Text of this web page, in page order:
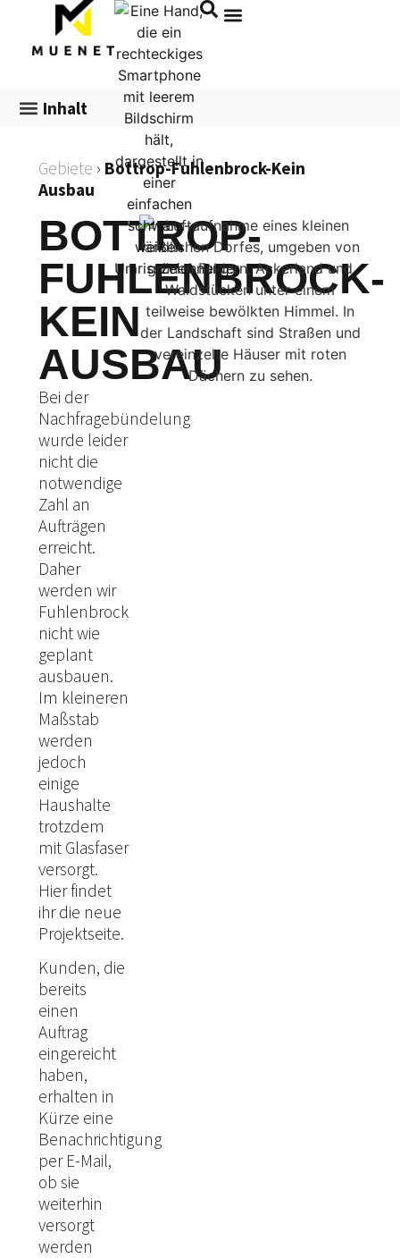
Inhalt
Gebiete › Bottrop-Fuhlenbrock-Kein
Ausbau
BOTTROP-
FUHLENBROCK-
KEIN
AUSBAU
Bei der
Nachfragebündelung
wurde leider
nicht die
notwendige
Zahl an
Aufträgen
erreicht.
Daher
werden wir
Fuhlenbrock
nicht wie
geplant
ausbauen.
Im kleineren
Maßstab
werden
jedoch
einige
Haushalte
trotzdem
mit Glasfaser
versorgt.
Hierfindet
ihr die neue
Projektseite.
Kunden, die
bereits
einen
Auftrag
eingereicht
haben,
erhalten in
Kürze eine
Benachrichtigung
per E-Mail,
ob sie
weiterhin
versorgt
werden